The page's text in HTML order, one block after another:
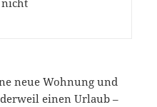
neue Wohnung und
einen Urlaub –